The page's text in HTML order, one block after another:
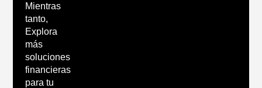
Mientras
tanto,
Explora
más
soluciones
financieras
para tu